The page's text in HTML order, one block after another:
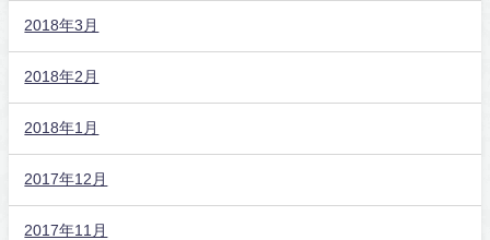
2018年3月
2018年2月
2018年1月
2017年12月
2017年11月